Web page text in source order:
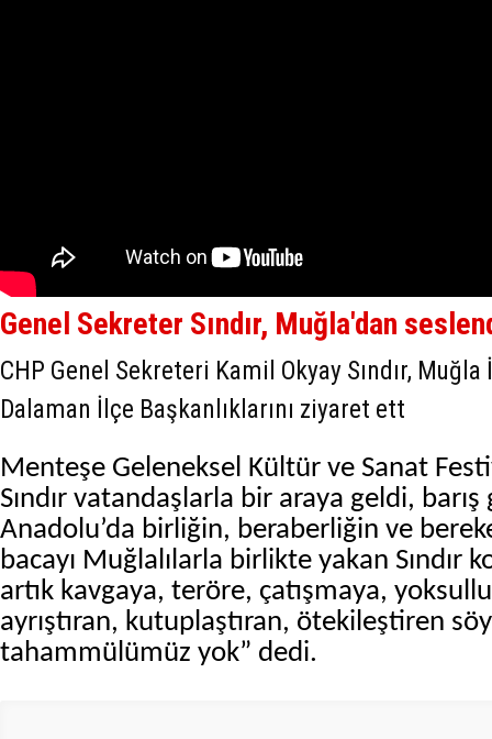
Genel Sekreter Sındır, Muğla'dan
CHP Genel Sekreteri Kamil Okyay Sındır, Muğla
Dalaman İlçe Başkanlıklarını ziyaret ett
Menteşe Geleneksel Kültür ve Sanat
Sındır vatandaşlarla bir araya geldi,
Anadolu’da birliğin, beraberliğin ve
bacayı Muğlalılarla birlikte yakan Sındır
artık kavgaya, teröre, çatışmaya,
ayrıştıran, kutuplaştıran, ötekileştiren
tahammülümüz yok” dedi.